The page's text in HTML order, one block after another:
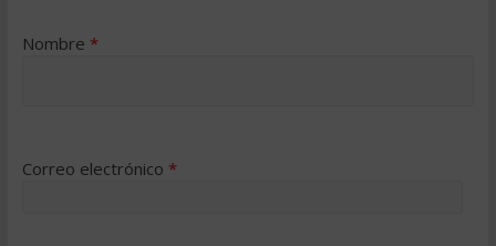
Nombre *
Correo electrónico *